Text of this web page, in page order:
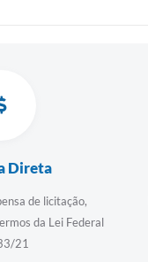
Direta
de licitação,
da Lei Federal
21